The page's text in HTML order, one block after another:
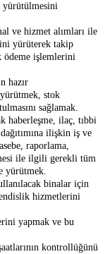
yürütülmesini
ve hizmet alımları ile
yürüterek takip
ödeme işlemlerini
hazır
stok
sağlamak.
haberleşme, ilaç, tıbbi
ilişkin iş ve
raporlama,
ile ilgili gerekli tüm
yürütmek.
binalar için
hizmetlerini
yapmak ve bu
kontrollüğünü